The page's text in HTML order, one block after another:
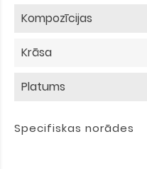
Kompozīcijas
Krāsa
Platums
Specifiskas norādes